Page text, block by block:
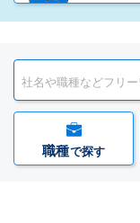
職種で探す